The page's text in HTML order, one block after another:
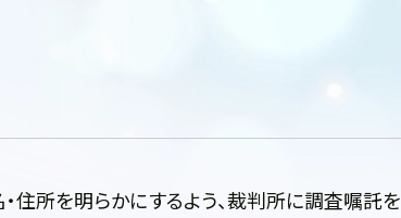
住所を明らかにするよう、裁判所に調査嘱託を